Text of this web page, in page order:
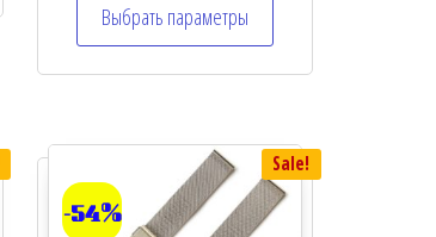
d
0
o
u
5
Выбрать параметры
Sale!
-54%